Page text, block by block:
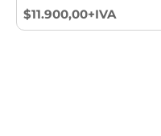
$11.900,00+IVA